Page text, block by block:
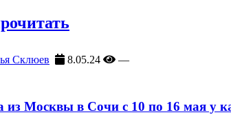
Склюев 8.05.24
—
из Москвы в Сочи с 10 по 16 мая у